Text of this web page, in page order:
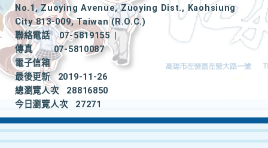
No.1, Zuoying Avenue, Zuoying Dist., Kaohsiung
City 813-009, Taiwan (R.O.C.)
聯絡電話
07-5819155
|
傳真
07-5810087
電子信箱
最後更新
2019-11-26
總瀏覽人次
28816850
今日瀏覽人次
27271